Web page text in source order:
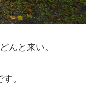
んと来い。
。